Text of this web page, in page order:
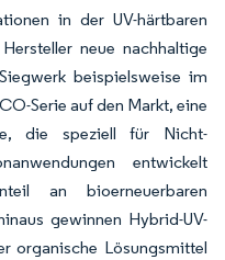
in der UV-härtbaren
neue nachhaltige
beispielsweise im
Serie auf den Markt, eine
die speziell für Nicht-
entwickelt
an bioerneuerbaren
gewinnen Hybrid-UV-
organische Lösungsmittel